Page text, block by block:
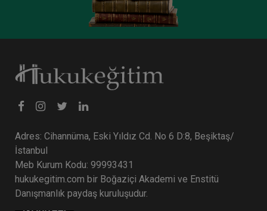
Adres: Cihannüma, Eski Yıldız Cd. No 6 D:8, Beşiktaş/
İstanbul
Meb Kurum Kodu: 99993431
hukukegitim.com bir Boğaziçi Akademi ve Enstitü
Danışmanlık paydaş kuruluşudur.